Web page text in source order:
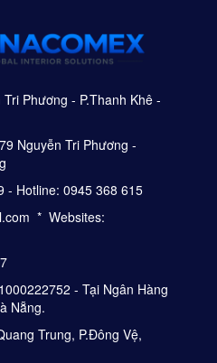
Phương - P.Thanh Khê -
Nguyễn Tri Phương -
- Hotline: 0945 368 615
* Websites:
- Tại Ngân Hàng
Nẵng.
Trung, P.Đông Vệ,